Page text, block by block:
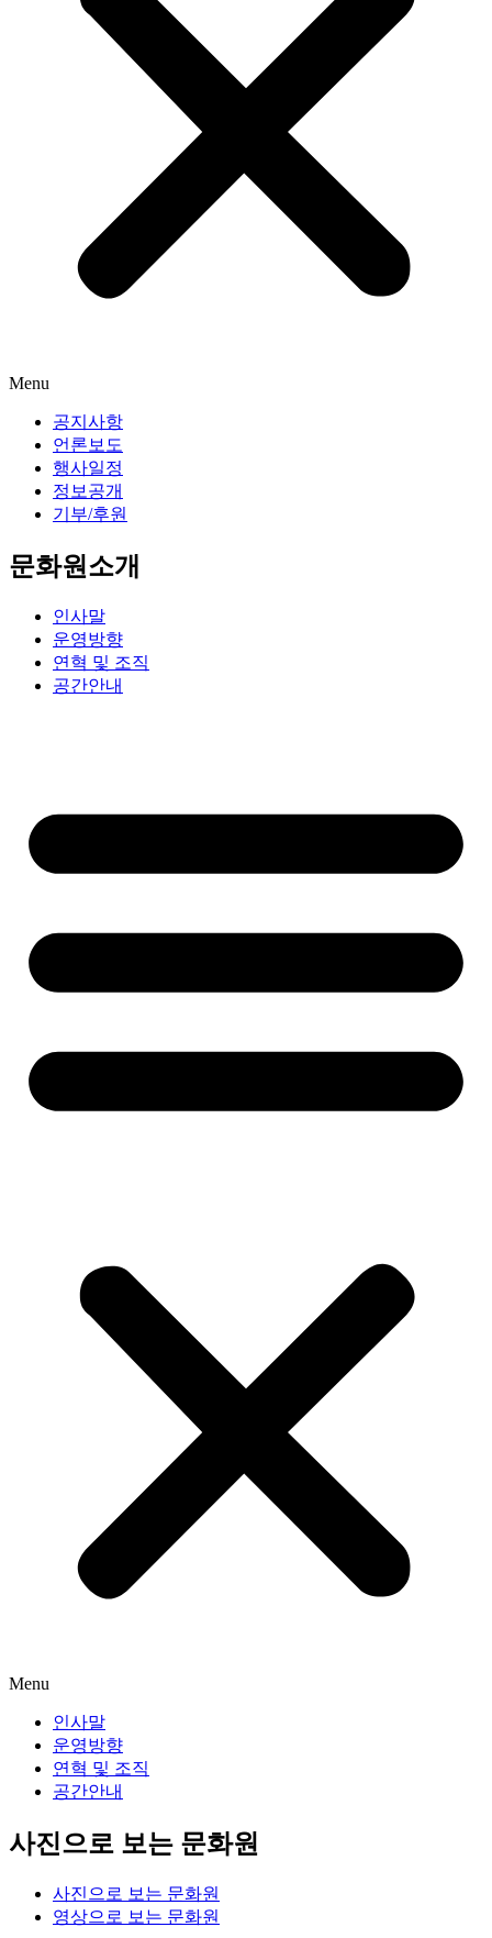
Menu
공지사항
언론보도
행사일정
정보공개
기부/후원
문화원소개
인사말
운영방향
연혁 및 조직
공간안내
Menu
인사말
운영방향
연혁 및 조직
공간안내
사진으로 보는 문화원
사진으로 보는 문화원
영상으로 보는 문화원